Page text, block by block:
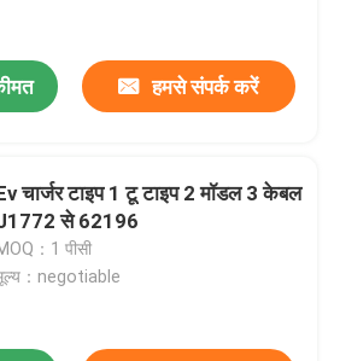
हमसे संपर्क करें
चार्जर टाइप 1 टू टाइप 2 मॉडल 3 केबल
से 62196
：1 पीसी
：negotiable